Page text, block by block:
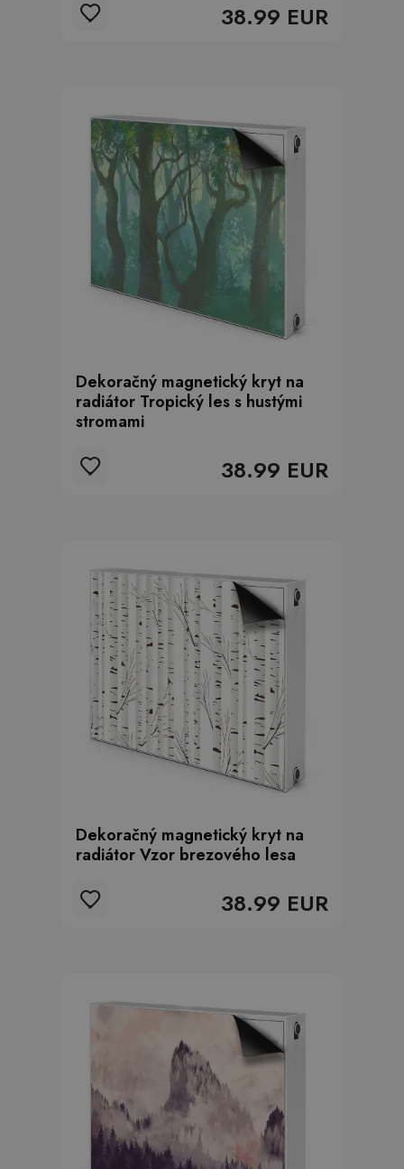
38.99 EUR
Dekoračný magnetický kryt na
radiátor Tropický les s hustými
stromami
38.99 EUR
Dekoračný magnetický kryt na
radiátor Vzor brezového lesa
38.99 EUR